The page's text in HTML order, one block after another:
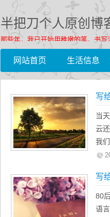
半把刀个人原创博
那些年，我已开始用稚嫩的笔，书
网站首页 生活信息
写
当
云
我
因
——
——
写
80
语